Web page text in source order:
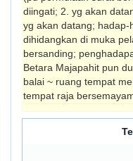
diingati; 2. yg akan
yg akan datang; hadap-
dihidangkan di muka
bersanding;
Betara Majapahit pun
balai ~ ruang tempat
tempat raja